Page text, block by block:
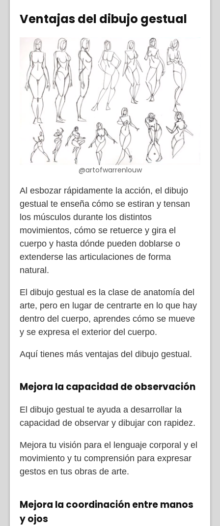
Ventajas del dibujo gestual
@artofwarrenlouw
Al esbozar rápidamente la acción, el dibujo
gestual te enseña cómo se estiran y tensan
los músculos durante los distintos
movimientos, cómo se retuerce y gira el
cuerpo y hasta dónde pueden doblarse o
extenderse las articulaciones de forma
natural.
El dibujo gestual es la clase de anatomía del
arte, pero en lugar de centrarte en lo que hay
dentro del cuerpo, aprendes cómo se mueve
y se expresa el exterior del cuerpo.
Aquí tienes más ventajas del dibujo gestual.
Mejora la capacidad de observación
El dibujo gestual te ayuda a desarrollar la
capacidad de observar y dibujar con rapidez.
Mejora tu visión para el lenguaje corporal y el
movimiento y tu comprensión para expresar
gestos en tus obras de arte.
Mejora la coordinación entre manos
y ojos